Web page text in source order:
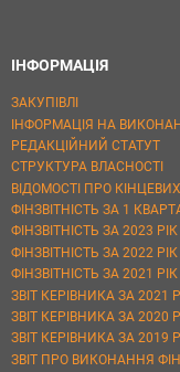
ІНФОРМАЦІЯ
ЗАКУПІВЛІ
ІНФОРМАЦІЯ НА
РЕДАКЦІЙНИЙ СТАТУТ
СТРУКТУРА ВЛАСНОСТІ
ВІДОМОСТІ ПРО
ФІНЗВІТНІСТЬ ЗА 1
ФІНЗВІТНІСТЬ ЗА 2023 РІК
ФІНЗВІТНІСТЬ ЗА 2022 РІК
ФІНЗВІТНІСТЬ ЗА 2021 РІК
ЗВІТ КЕРІВНИКА ЗА 2021
ЗВІТ КЕРІВНИКА ЗА 2020
ЗВІТ КЕРІВНИКА ЗА 2019
ЗВІТ ПРО ВИКОНАННЯ